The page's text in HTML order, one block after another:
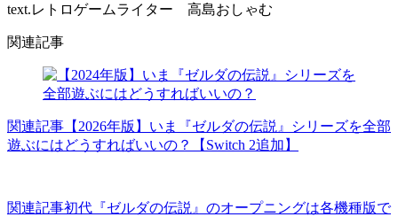
text.レトロゲームライター 高島おしゃむ
関連記事
関連記事 【2026年版】いま『ゼルダの伝説』シリーズを全部
遊ぶにはどうすればいいの？【Switch 2追加】
関連記事初代『ゼルダの伝説』のオープニングは各機種版で